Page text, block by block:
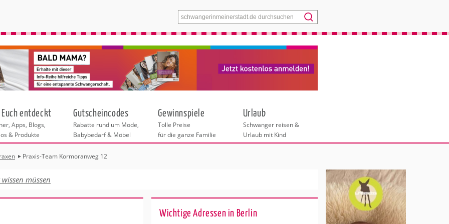
Menü
in Köln
Euch entdeckt
Apps, Blogs,
& Produkte
Gutscheincodes
Rabatte rund um Mode,
Babybedarf & Möbel
Gewinnspiele
Tolle Preise
für die ganze Familie
Urlaub
Schwanger reisen &
Urlaub mit Kind
Praxis-Team Kormoranweg 12
müssen
Wichtige Adressen in Berlin